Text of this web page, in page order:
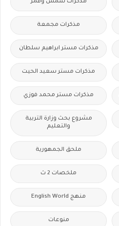
مذكرات شمس وقمر
مذكرات مجمعة
مذكرات مستر ابراهيم سلطان
مذكرات مستر سعيد الحيت
مذكرات مستر محمد فوزي
مشروع بحث وزارة التربية
والتعليم
ملحق الجمهورية
ملخصات 2 ث
منهج English World
منوعات